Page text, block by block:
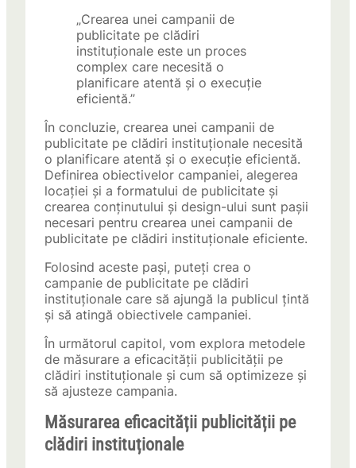
„Crearea unei campanii de
publicitate pe clădiri
instituționale este un proces
complex care necesită o
planificare atentă și o execuție
eficientă.”
În concluzie, crearea unei campanii de
publicitate pe clădiri instituționale necesită
o planificare atentă și o execuție eficientă.
Definirea obiectivelor campaniei, alegerea
locației și a formatului de publicitate și
crearea conținutului și design-ului sunt pașii
necesari pentru crearea unei campanii de
publicitate pe clădiri instituționale eficiente.
Folosind aceste pași, puteți crea o
campanie de publicitate pe clădiri
instituționale care să ajungă la publicul țintă
și să atingă obiectivele campaniei.
În următorul capitol, vom explora metodele
de măsurare a eficacității publicității pe
clădiri instituționale și cum să optimizeze și
să ajusteze campania.
Măsurarea eficacității publicității pe
clădiri instituționale